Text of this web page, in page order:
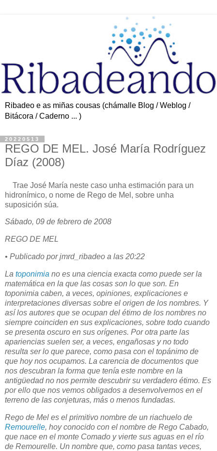
Ribadeo e as miñas cousas (chámalle Blog / Weblog /
Bitácora / Caderno ... )
20220513
REGO DE MEL. José María Rodríguez
Díaz (2008)
Trae José María neste caso unha estimación para un
hidronímico, o nome de Rego de Mel, sobre unha
suposición súa.
Sábado, 09 de febrero de 2008
REGO DE MEL
• Publicado por jmrd_ribadeo a las 20:22
La toponimia no es una ciencia exacta como puede ser la
matemática en la que las cosas son lo que son. En
toponimia caben, a veces, opiniones, explicaciones e
interpretaciones diversas sobre el origen de los nombres. Y
así los autores que se ocupan del étimo de los nombres no
siempre coinciden en sus explicaciones, sobre todo cuando
se presenta oscuro en sus orígenes. Por otra parte las
apariencias suelen ser, a veces, engañosas y no todo
resulta ser lo que parece, como pasa con el topánimo de
que hoy nos ocupamos. La carencia de documentos que
nos descubran la forma que tenía este nombre en la
antigüedad no nos permite descubrir su verdadero étimo. Es
por ello que nos vemos obligados a desenvolvernos en el
terreno de las conjeturas, más o menos fundadas.
Rego de Mel es el primitivo nombre de un riachuelo de
Remourelle, hoy conocido con el nombre de Rego Cabado,
que nace en el monte Comado y vierte sus aguas en el río
de Remourelle. Un nombre que, como pasa tantas veces,